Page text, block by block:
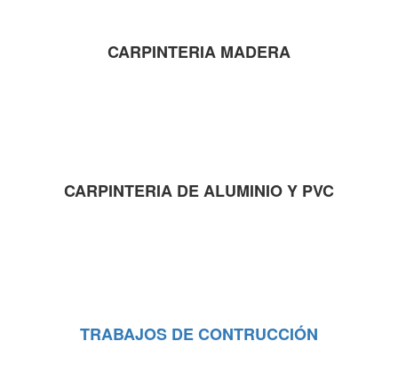
CARPINTERIA MADERA
CARPINTERIA DE ALUMINIO Y PVC
TRABAJOS DE CONTRUCCIÓN